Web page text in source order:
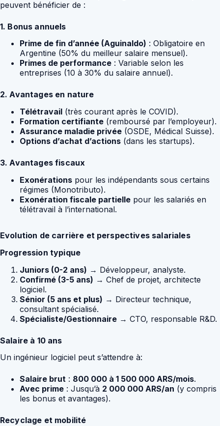
peuvent bénéficier de :
1. Bonus annuels
Prime de fin d’année (Aguinaldo) : Obligatoire en
Argentine (50% du meilleur salaire mensuel).
Primes de performance : Variable selon les
entreprises (10 à 30% du salaire annuel).
2. Avantages en nature
Télétravail (très courant après le COVID).
Formation certifiante (remboursé par l’employeur).
Assurance maladie privée (OSDE, Médical Suisse).
Options d’achat d’actions (dans les startups).
3. Avantages fiscaux
Exonérations pour les indépendants sous certains
régimes (Monotributo).
Exonération fiscale partielle pour les salariés en
télétravail à l’international.
Evolution de carrière et perspectives salariales
Progression typique
Juniors (0-2 ans) → Développeur, analyste.
Confirmé (3-5 ans) → Chef de projet, architecte
logiciel.
Sénior (5 ans et plus) → Directeur technique,
consultant spécialisé.
Spécialiste/Gestionnaire → CTO, responsable R&D.
Salaire à 10 ans
Un ingénieur logiciel peut s’attendre à:
Salaire brut : 800 000 à 1 500 000 ARS/mois.
Avec prime : Jusqu’à 2 000 000 ARS/an (y compris
les bonus et avantages).
Recyclage et mobilité